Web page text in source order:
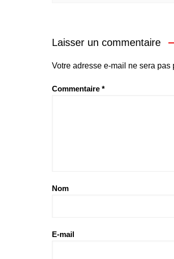
Laisser un commentaire
Votre adresse e-mail ne sera pas
Commentaire *
Nom
E-mail